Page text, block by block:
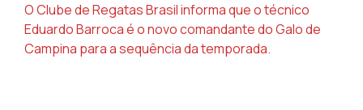
O Clube de Regatas Brasil informa que o técnico
Eduardo Barroca é o novo comandante do Galo de
Campina para a sequência da temporada.